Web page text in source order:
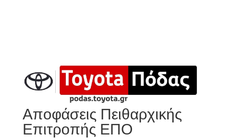
Αποφάσεις Πειθαρχικής
Επιτροπής ΕΠΟ